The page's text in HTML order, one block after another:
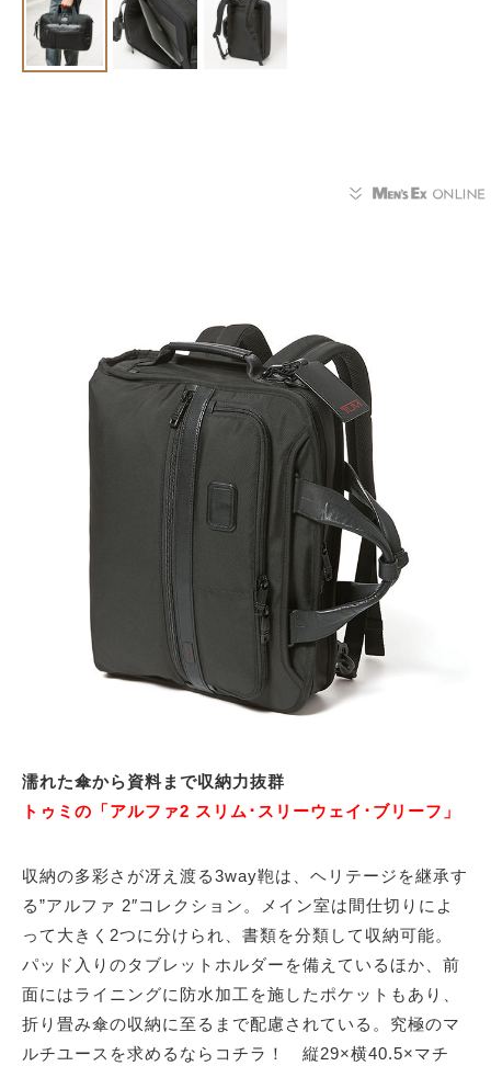
濡れた傘から資料まで収納力抜群
トゥミの「アルファ2 スリム･スリーウェイ･ブリーフ」
収納の多彩さが冴え渡る3way鞄は、ヘリテージを継承す
る”アルファ 2″コレクション。メイン室は間仕切りによ
って大きく2つに分けられ、書類を分類して収納可能。
パッド入りのタブレットホルダーを備えているほか、前
面にはライニングに防水加工を施したポケットもあり、
折り畳み傘の収納に至るまで配慮されている。究極のマ
ルチユースを求めるならコチラ！ 縦29×横40.5×マチ